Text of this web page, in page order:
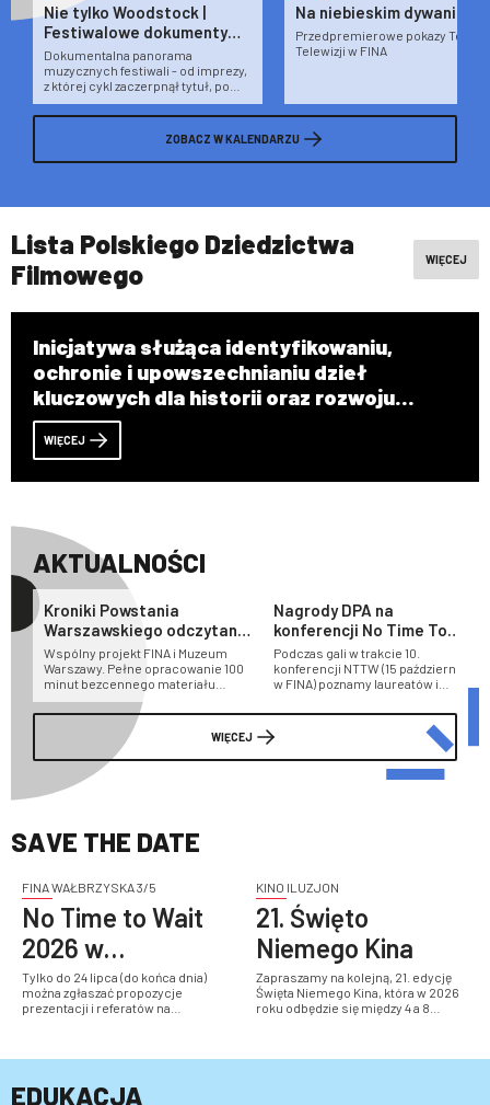
ZOBACZ W KALENDARZU
Nie tylko Woodstock |
Festiwalowe dokumenty
muzyczne
Dokumentalna panorama
muzycznych festiwali - od imprezy,
z której cykl zaczerpnął tytuł, po
Na niebieskim dywanie
Przedpremierowe pokazy Teatru
Telewizji w FINA
Lista Polskiego Dziedzictwa
Filmowego
WIĘCEJ
Inicjatywa służąca identyfikowaniu,
ochronie i upowszechnianiu dzieł
kluczowych dla historii oraz rozwoju
polskiego kina i twórczości
audiowizualnej
WIĘCEJ
AKTUALNOŚCI
WIĘCEJ
Kroniki Powstania
Warszawskiego odczytane
na nowo
Wspólny projekt FINA i Muzeum
Warszawy. Pełne opracowanie 100
minut bezcennego materiału
Nagrody DPA na
konferencji No Time To
Wait w FINA
Podczas gali w trakcie 10.
konferencji NTTW (15 października
w FINA) poznamy laureatów i
Awards
SAVE THE DATE
FINA WAŁBRZYSKA 3/5
No Time to Wait
2026 w
Warszawie!
Tylko do 24 lipca (do końca dnia)
można zgłaszać propozycje
prezentacji i referatów na
KINO ILUZJON
21. Święto
Niemego Kina
Zapraszamy na kolejną, 21. edycję
Święta Niemego Kina, która w 2026
roku odbędzie się między 4 a 8
EDUKACJA